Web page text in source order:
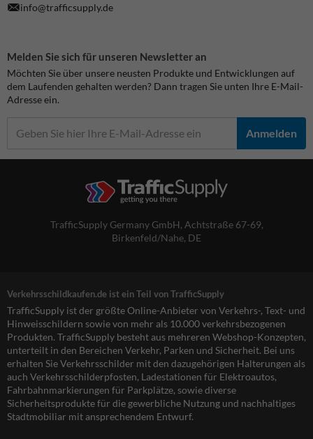
info@trafficsupply.de
Melden Sie sich für unseren Newsletter an
Möchten Sie über unsere neusten Produkte und Entwicklungen auf
dem Laufenden gehalten werden? Dann tragen Sie unten Ihre E-Mail-
Adresse ein.
Anmelden
TrafficSupply Germany GmbH, Achtstraße 67-69,
Birkenfeld/Nahe, DE
Verkehrsschildkaufen.de ist ein Teil von TrafficSupply
TrafficSupply ist der größte Online-Anbieter von Verkehrs-, Text- und
Hinweisschildern sowie von mehr als 10.000 verkehrsbezogenen
Produkten. TrafficSupply besteht aus mehreren Webshop-Konzepten,
unterteilt in den Bereichen Verkehr, Parken und Sicherheit. Bei uns
erhalten Sie Verkehrsschilder mit den dazugehörigen Halterungen als
auch Verkehrsschilderpfosten, Ladestationen für Elektroautos,
Fahrbahnmarkierungen für Parkplätze, sowie diverse
Sicherheitsprodukte für die gewerbliche Nutzung und nachhaltiges
Stadtmobiliar mit ansprechendem Entwurf.